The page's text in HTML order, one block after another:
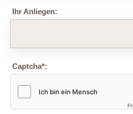
Ihr Anliegen:
Captcha*: